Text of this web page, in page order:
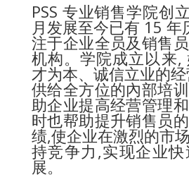
PSS 专业销售学院创
月发展至今已有 15 年
注于企业全员及销售
机构。学院成立以来,
才为本、诚信立业的
供给全方位的內部培
助企业提高经营管理
时也帮助提升销售员
绩,使企业在激烈的市
持竞争力,实现企业
展。